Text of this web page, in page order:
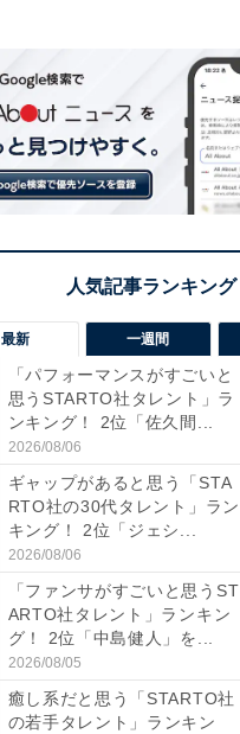
最新 一週間
「パフォーマンスがすごいと
思うSTARTO社タレント」ラ
ンキング！ 2位「佐久間...
2026/08/06
ギャップがあると思う「STA
RTO社の30代タレント」ラン
キング！ 2位「ジェシ...
2026/08/06
「ファンサがすごいと思うST
ARTO社タレント」ランキン
グ！ 2位「中島健人」を...
2026/08/05
癒し系だと思う「STARTO社
の若手タレント」ランキン